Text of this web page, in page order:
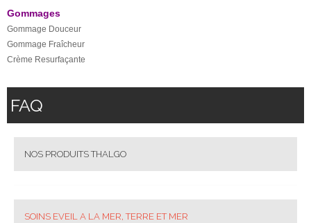
Gommages
Gommage Douceur
Gommage Fraîcheur
Crème Resurfaçante
FAQ
NOS PRODUITS THALGO
SOINS EVEIL A LA MER, TERRE ET MER